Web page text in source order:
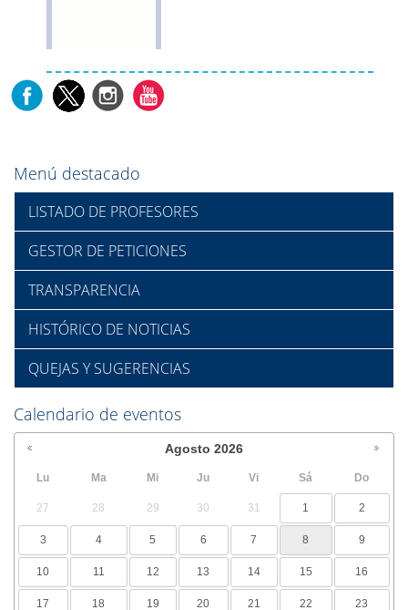
Menú destacado
LISTADO DE PROFESORES
GESTOR DE PETICIONES
TRANSPARENCIA
HISTÓRICO DE NOTICIAS
QUEJAS Y SUGERENCIAS
Calendario de eventos
Agosto 2026
Lu Ma Mi Ju Vi Sá Do
27 28 29 30 31 1 2
3 4 5 6 7 8 9
10 11 12 13 14 15 16
17 18 19 20 21 22 23